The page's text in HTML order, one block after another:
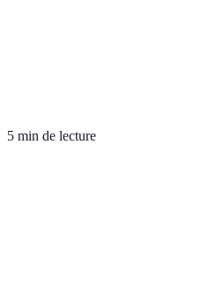
5 min de lecture